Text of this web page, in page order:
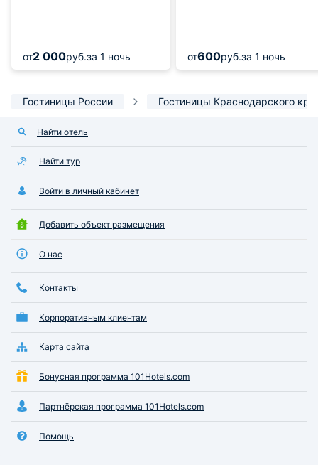
от2 000руб.за 1 ночь от600руб.за 1 ночь
Гостиницы России Гостиницы Краснодарского
Найти отель
Найти тур
Войти в личный кабинет
Добавить объект размещения
О нас
Контакты
Корпоративным клиентам
Карта сайта
Бонусная программа 101Hotels.com
Партнёрская программа 101Hotels.com
Помощь